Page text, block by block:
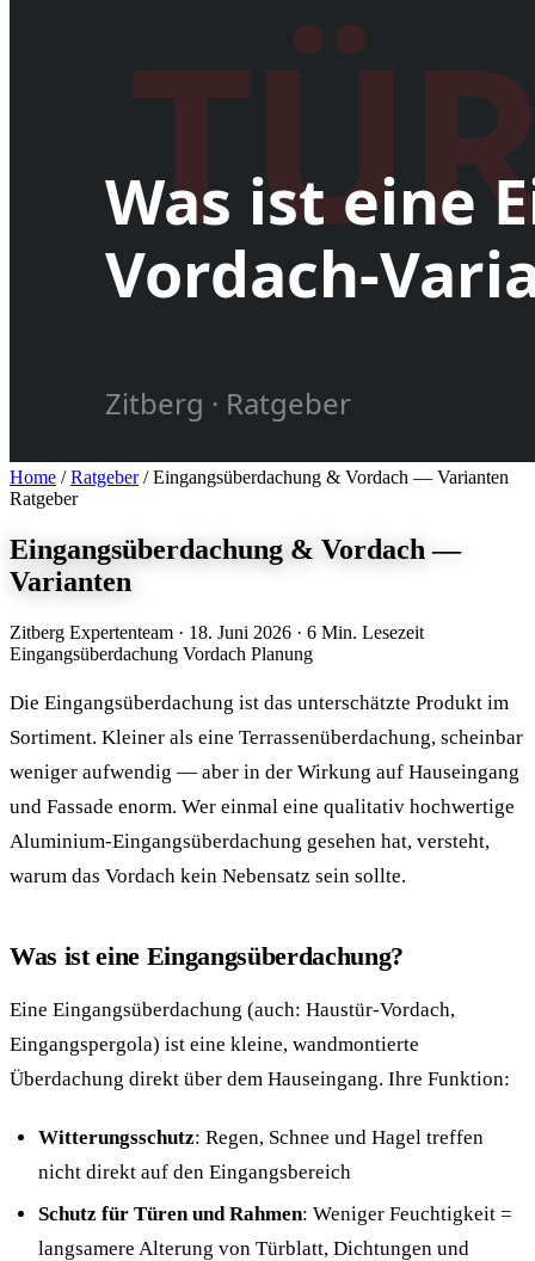
Home / Ratgeber / Eingangsüberdachung & Vordach — Varianten
Ratgeber
Eingangsüberdachung & Vordach —
Varianten
Zitberg Expertenteam · 18. Juni 2026 · 6 Min. Lesezeit
Eingangsüberdachung Vordach Planung
Die Eingangsüberdachung ist das unterschätzte Produkt im
Sortiment. Kleiner als eine Terrassenüberdachung, scheinbar
weniger aufwendig — aber in der Wirkung auf Hauseingang
und Fassade enorm. Wer einmal eine qualitativ hochwertige
Aluminium-Eingangsüberdachung gesehen hat, versteht,
warum das Vordach kein Nebensatz sein sollte.
Was ist eine Eingangsüberdachung?
Eine Eingangsüberdachung (auch: Haustür-Vordach,
Eingangspergola) ist eine kleine, wandmontierte
Überdachung direkt über dem Hauseingang. Ihre Funktion:
Witterungsschutz: Regen, Schnee und Hagel treffen
nicht direkt auf den Eingangsbereich
Schutz für Türen und Rahmen: Weniger Feuchtigkeit =
langsamere Alterung von Türblatt, Dichtungen und